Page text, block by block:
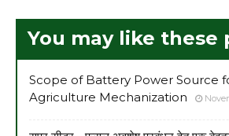
You may like these
Scope of Battery Power Source
Agriculture Mechanization